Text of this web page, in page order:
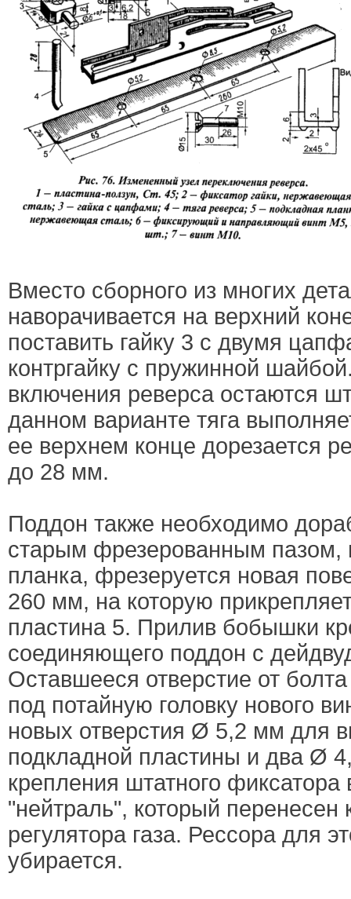
Вместо сборного из многих
наворачивается на верхний
поставить гайку 3 с двумя
контргайку с пружинной
включения реверса остаются
данном варианте тяга
ее верхнем конце дорезается
до 28 мм.
Поддон также необходимо
старым фрезерованным пазом,
планка, фрезеруется новая
260 мм, на которую
пластина 5. Прилив бобышки
соединяющего поддон с
Оставшееся отверстие от
под потайную головку нового
новых отверстия Ø 5,2 мм для
подкладной пластины и два Ø
крепления штатного
"нейтраль", который перенесен
регулятора газа. Рессора для
убирается.